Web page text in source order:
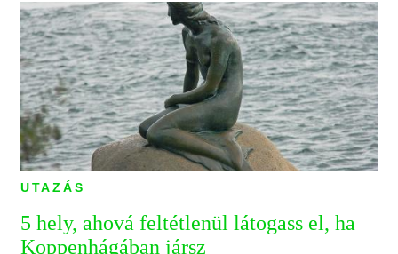
UTAZÁS
5 hely, ahová feltétlenül látogass el, ha
Koppenhágában jársz